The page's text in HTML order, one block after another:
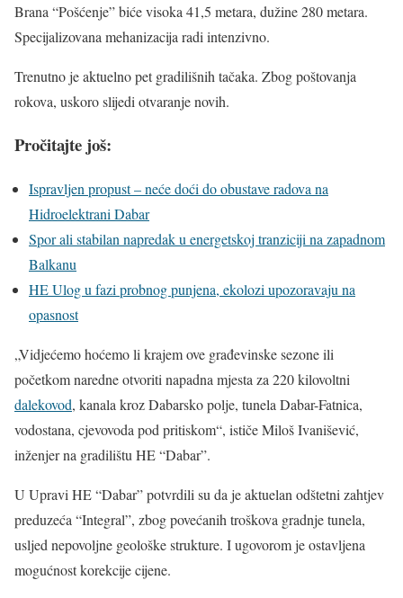
Brana “Pošćenje” biće visoka 41,5 metara, dužine 280 metara.
Specijalizovana mehanizacija radi intenzivno.
Trenutno je aktuelno pet gradilišnih tačaka. Zbog poštovanja
rokova, uskoro slijedi otvaranje novih.
Pročitajte još:
Ispravljen propust – neće doći do obustave radova na
Hidroelektrani Dabar
Spor ali stabilan napredak u energetskoj tranziciji na zapadnom
Balkanu
HE Ulog u fazi probnog punjena, ekolozi upozoravaju na
opasnost
„Vidjećemo hoćemo li krajem ove građevinske sezone ili
početkom naredne otvoriti napadna mjesta za 220 kilovoltni
dalekovod, kanala kroz Dabarsko polje, tunela Dabar-Fatnica,
vodostana, cjevovoda pod pritiskom“, ističe Miloš Ivanišević,
inženjer na gradilištu HE “Dabar”.
U Upravi HE “Dabar” potvrdili su da je aktuelan odštetni zahtjev
preduzeća “Integral”, zbog povećanih troškova gradnje tunela,
usljed nepovoljne geološke strukture. I ugovorom je ostavljena
mogućnost korekcije cijene.